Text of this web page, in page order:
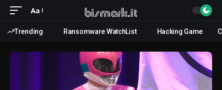
Aa
Trending Ransomware WatchList Hacking Game